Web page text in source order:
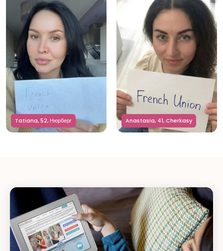
Tatiana, 52, Нюрберг Anastasia, 41, Cherkasy